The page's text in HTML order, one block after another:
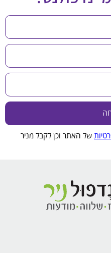
של האתר וכן לקבל מניר